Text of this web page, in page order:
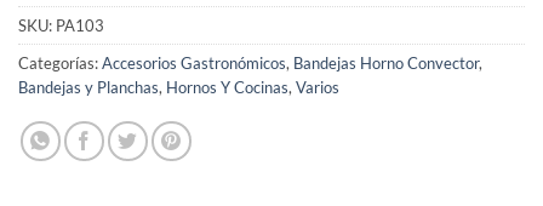
SKU: PA103
Categorías:Accesorios Gastronómicos, Bandejas Horno Convector,
Bandejas y Planchas, Hornos Y Cocinas, Varios